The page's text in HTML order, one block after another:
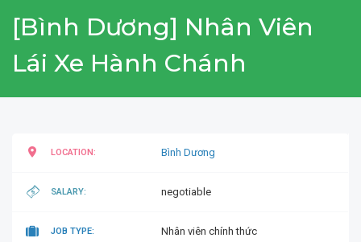
[Bình Dương] Nhân Viên
Lái Xe Hành Chánh
LOCATION: Bình Dương
SALARY: negotiable
JOB TYPE: Nhân viên chính thức